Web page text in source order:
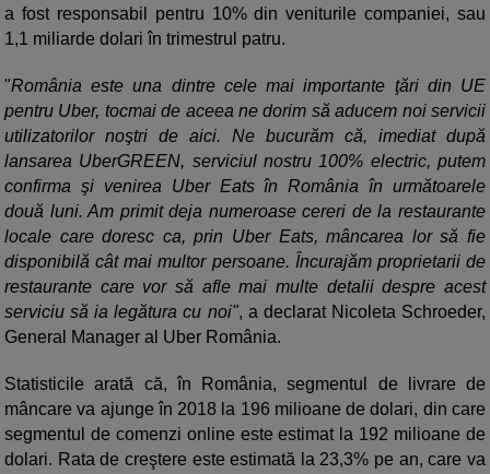
a fost responsabil pentru 10% din veniturile companiei, sau
1,1 miliarde dolari în trimestrul patru.
"România este una dintre cele mai importante ţări din UE
pentru Uber, tocmai de aceea ne dorim să aducem noi servicii
utilizatorilor noştri de aici. Ne bucurăm că, imediat după
lansarea UberGREEN, serviciul nostru 100% electric, putem
confirma şi venirea Uber Eats în România în următoarele
două luni. Am primit deja numeroase cereri de la restaurante
locale care doresc ca, prin Uber Eats, mâncarea lor să fie
disponibilă cât mai multor persoane. Încurajăm proprietarii de
restaurante care vor să afle mai multe detalii despre acest
serviciu să ia legătura cu noi", a declarat Nicoleta Schroeder,
General Manager al Uber România.
Statisticile arată că, în România, segmentul de livrare de
mâncare va ajunge în 2018 la 196 milioane de dolari, din care
segmentul de comenzi online este estimat la 192 milioane de
dolari. Rata de creştere este estimată la 23,3% pe an, care va